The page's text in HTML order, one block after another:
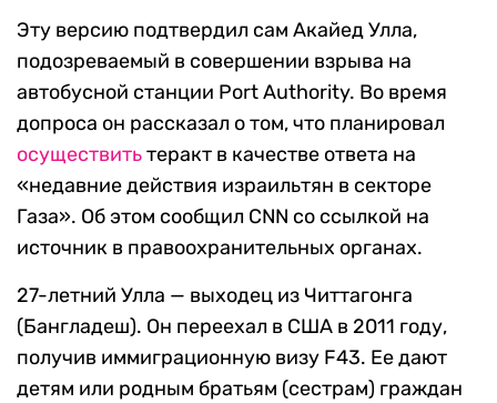
Эту версию подтвердил сам Акайед Улла,
подозреваемый в совершении взрыва на
автобусной станции Port Authority. Во время
допроса он рассказал о том, что планировал
осуществитьтеракт в качестве ответа на
«недавние действия израильтян в секторе
Газа». Об этом сообщил CNN со ссылкой на
источник в правоохранительных органах.
27-летний Улла — выходец из Читтагонга
(Бангладеш). Он переехал в США в 2011 году,
получив иммиграционную визу F43. Ее дают
детям или родным братьям (сестрам) граждан